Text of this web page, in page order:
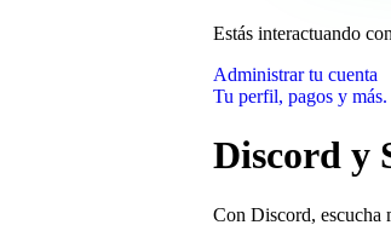
Estás interactuando
Administrar tu cuenta
Tu perfil, pagos y más.
Discord y
Con Discord, escucha